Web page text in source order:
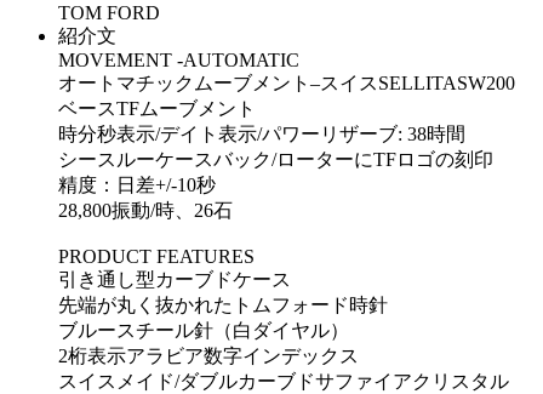
TOM FORD
紹介文
MOVEMENT -AUTOMATIC
オートマチックムーブメント–スイスSELLITASW200
ベースTFムーブメント
時分秒表示/デイト表示/パワーリザーブ: 38時間
シースルーケースバック/ローターにTFロゴの刻印
精度：日差+/-10秒
28,800振動/時、26石
PRODUCT FEATURES
引き通し型カーブドケース
先端が丸く抜かれたトムフォード時針
ブルースチール針（白ダイヤル）
2桁表示アラビア数字インデックス
スイスメイド/ダブルカーブドサファイアクリスタル